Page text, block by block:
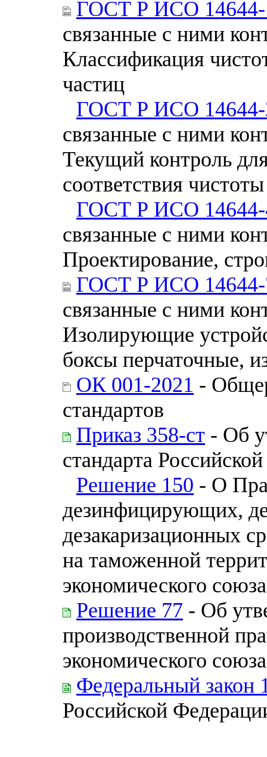
ГОСТ Р ИСО 14644-
связанные с ними
Классификация
частиц
ГОСТ Р ИСО 14644-
связанные с ними
Текущий контроль
соответствия
ГОСТ Р ИСО 14644-
связанные с ними
Проектирование,
ГОСТ Р ИСО 14644-
связанные с ними
Изолирующие
боксы перчаточные,
ОК 001-2021 -
стандартов
Приказ 358-ст - Об
стандарта
Решение 150 - О
дезинфицирующих,
дезакаризационных
на таможенной
экономического союза
Решение 77 - Об
производственной
экономического союза
Федеральный закон
Российской